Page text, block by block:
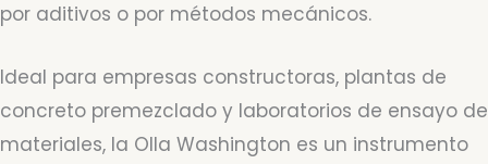
por aditivos o por métodos mecánicos.
Ideal para empresas constructoras, plantas de
concreto premezclado y laboratorios de ensayo de
materiales, la Olla Washington es un instrumento